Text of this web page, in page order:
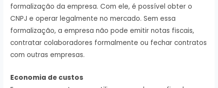
formalização da empresa. Com ele, é possível obter o
CNPJ e operar legalmente no mercado. Sem essa
formalização, a empresa não pode emitir notas fiscais,
contratar colaboradores formalmente ou fechar contratos
com outras empresas.
Economia de custos